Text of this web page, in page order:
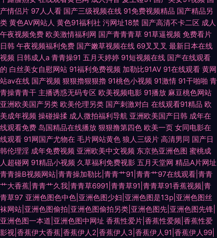
产情侣片 97人人看 国产三级视频在线 91免费视频精品 国产精品另
类 黄色AV网站人 黄色91福利社 污网址18禁 国产高清不卡二区 成人
午夜视频免费 欧美激情福利网 国产青青青草 91草逼视频 免费看片
日韩 午夜视频福利免费 国产嫩草视频在线 69叉叉叉 最新日本在线
视频 日韩成人a 青青操91 五月天婷婷 91短视频在线 国产在线观看
的 白丝美女自慰网站 91福利免费视频 加勒比91AV 91在线观看 黄网
站av在线 国产视频 狠狠擼狠狠擼 91桃色小视频 91激情 91干啪啪 青
青操青青干 主播诱惑无码专区 欧美视频电影 91播放 麻豆桃色网站
亚洲欧美国产另类 欧美伦理另类 国产刺激对白 在线观看91精品 欧
美成年视频 操碰操揉 成人微拍福利导航 亚洲欧美国产日韩 成年在
线观看免费 岛国精品在线播放 狠狠撸第四色 欧美一页 女同电影在
线观看 91网国产尤物在 毛片网站黄色 狼人三级片 高清男同 国产日
韩伦理淫 成年免费视频 亚洲欧美中文视频 东京热亚洲色图 蜜桃成
人超碰网 91精品小视频 久草福利免费视影 五月天堂网 精品A片网址
青青操B视频网站|青青操加勒比|青青艹91|青青艹97在线观看|青青
艹大香蕉|青青艹久我|青青草6991|青青草91|青青草91香蕉视频|青
青草97 亚洲色图色中色|亚洲色图少妇|亚洲色图是13p|亚洲色图丝
袜网站|亚洲色图偷拍|亚洲色图偷拍另类|亚洲色图先|亚洲色图先锋|
亚洲色图一本道|亚洲色图中网址 香蕉性爱片|香蕉性爱频|香蕉性爱
影视|香蕉伊大香蕉|香蕉伊人2|香蕉伊人3|香蕉伊人91|香蕉伊人99|